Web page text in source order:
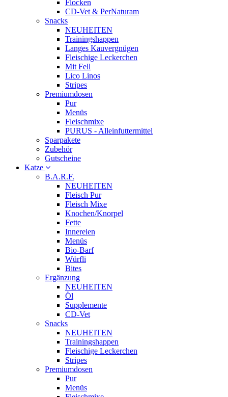
Flocken
CD-Vet & PerNaturam
Snacks
NEUHEITEN
Trainingshappen
Langes Kauvergnügen
Fleischige Leckerchen
Mit Fell
Lico Linos
Stripes
Premiumdosen
Pur
Menüs
Fleischmixe
PURUS - Alleinfuttermittel
Sparpakete
Zubehör
Gutscheine
Katze
B.A.R.F.
NEUHEITEN
Fleisch Pur
Fleisch Mixe
Knochen/Knorpel
Fette
Innereien
Menüs
Bio-Barf
Würfli
Bites
Ergänzung
NEUHEITEN
Öl
Supplemente
CD-Vet
Snacks
NEUHEITEN
Trainingshappen
Fleischige Leckerchen
Stripes
Premiumdosen
Pur
Menüs